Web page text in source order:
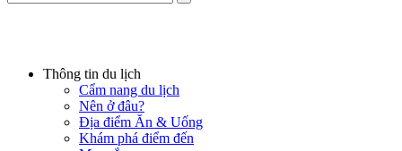
Thông tin du lịch
Cẩm nang du lịch
Nên ở đâu?
Địa điểm Ăn & Uống
Khám phá điểm đến